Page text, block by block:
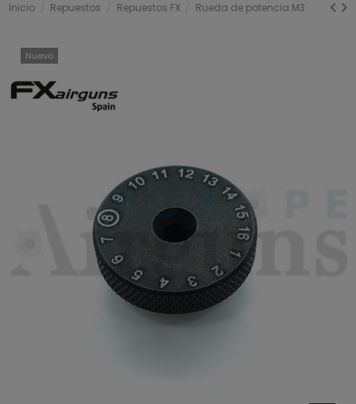
Inicio Repuestos Repuestos FX Rueda de potencia M3
Nuevo